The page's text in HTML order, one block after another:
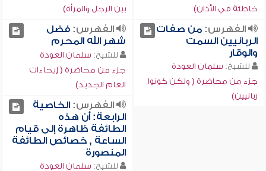
خاطئة في الأذان)
بين الرجل والمرأة)
الفهرس:من صفات
الربانيين السمت
والوقار
للشيخ: سلمان العودة
جزء من محاضرة ( ولكن كونوا
ربانيين)
الفهرس:فضل
شهر الله المحرم
للشيخ: سلمان العودة
جزء من محاضرة ( إيحاءات
العام الجديد)
الفهرس:الخاصية
الرابعة: أن هذه
الطائفة ظاهرة إلى قيام
الساعة , خصائص الطائفة
المنصورة
للشيخ: سلمان العودة